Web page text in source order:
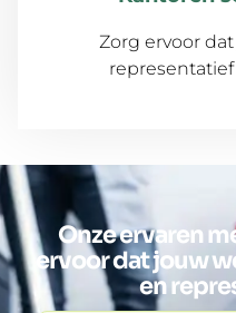
Zorg ervoor
Onze ervaren
ervoor dat jouw
en